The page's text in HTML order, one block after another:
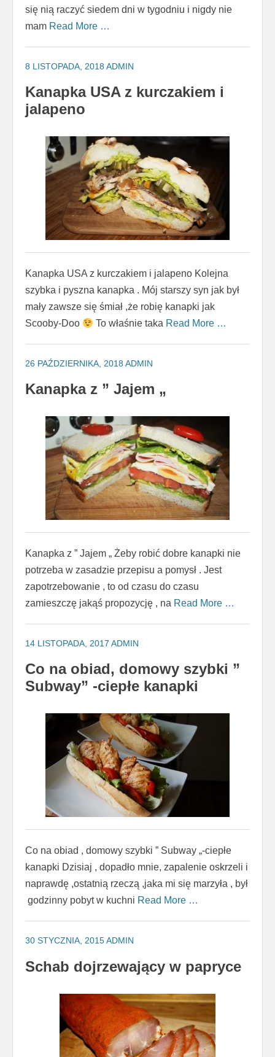
się nią raczyć siedem dni w tygodniu i nigdy nie
mam Read More …
8 LISTOPADA, 2018 ADMIN
Kanapka USA z kurczakiem i
jalapeno
Kanapka USA z kurczakiem i jalapeno Kolejna
szybka i pyszna kanapka . Mój starszy syn jak był
mały zawsze się śmiał ,że robię kanapki jak
Scooby-Doo
To właśnie taka Read More …
26 PAŹDZIERNIKA, 2018 ADMIN
Kanapka z ” Jajem „
Kanapka z ” Jajem „ Żeby robić dobre kanapki nie
potrzeba w zasadzie przepisu a pomysł . Jest
zapotrzebowanie , to od czasu do czasu
zamieszczę jakąś propozycję , na Read More …
14 LISTOPADA, 2017 ADMIN
Co na obiad, domowy szybki ”
Subway” -ciepłe kanapki
Co na obiad , domowy szybki ” Subway „-ciepłe
kanapki Dzisiaj , dopadło mnie, zapalenie oskrzeli i
naprawdę ,ostatnią rzeczą ,jaka mi się marzyła , był
godzinny pobyt w kuchni Read More …
30 STYCZNIA, 2015ADMIN
Schab dojrzewający w papryce